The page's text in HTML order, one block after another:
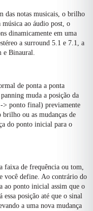
das notas musicais, o brilho
ao áudio post, o
dinamicamente em uma
a surround 5.1 e 7.1, a
e Binaural.
de ponta a ponta
muda a posição da
> ponto final) previamente
ou as mudanças de
do ponto inicial para o
faixa de frequência ou tom,
você define. Ao contrário do
ao ponto inicial assim que o
essa posição até que o sinal
a uma nova mudança